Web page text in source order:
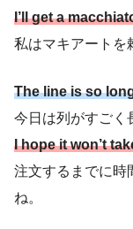
I’ll get a
私はマキアートを
The line is so
今日は列がすごく
I hope it won’t
注文するまでに時
ね。